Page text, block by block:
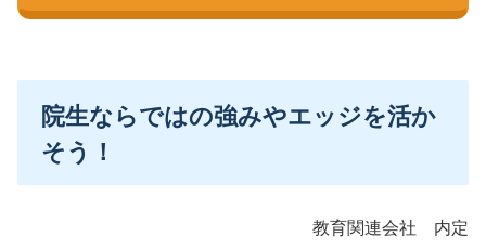
院生ならではの強みやエッジを活か
そう！
教育関連会社 内定